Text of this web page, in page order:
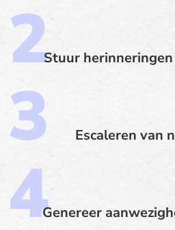
Stuur
Escaleren van
Genereer